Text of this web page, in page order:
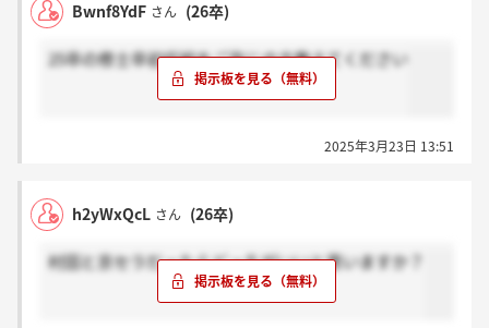
Bwnf8YdF さん (26卒)
25卒の修士卒初任給をご存じの方教えてください
2025年3月23日 13:51
h2yWxQcL さん (26卒)
村田と京セラだったらどっちがいいと思いますか？